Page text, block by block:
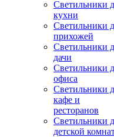
Светильники
кухни
Светильники
прихожей
Светильники
дачи
Светильники
офиса
Светильники
кафе и
ресторанов
Светильники
детской